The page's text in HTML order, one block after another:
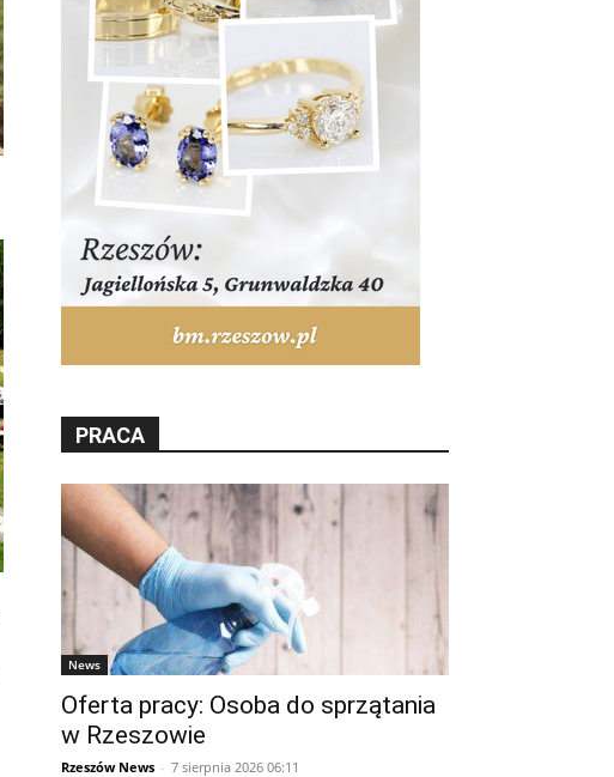
PRACA
News
Oferta pracy: Osoba do sprzątania
w Rzeszowie
Rzeszów News - 7 sierpnia 2026 06:11